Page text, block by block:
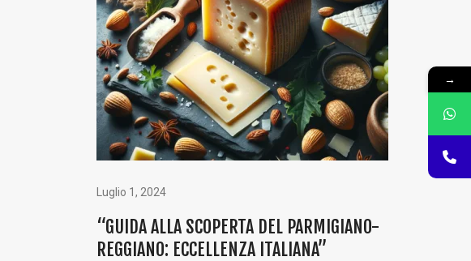
Luglio 1, 2024
“GUIDA ALLA SCOPERTA DEL PARMIGIANO-
REGGIANO: ECCELLENZA ITALIANA”
→